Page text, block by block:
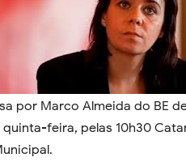
por Marco Almeida do BE
feira, pelas 10h30